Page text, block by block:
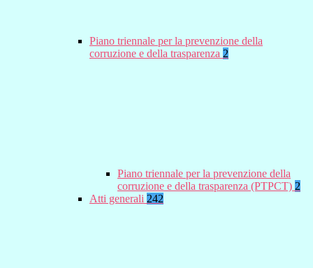
Piano triennale per la prevenzione della
corruzione e della trasparenza 2
Piano triennale per la prevenzione della
corruzione e della trasparenza (PTPCT) 2
Atti generali 242